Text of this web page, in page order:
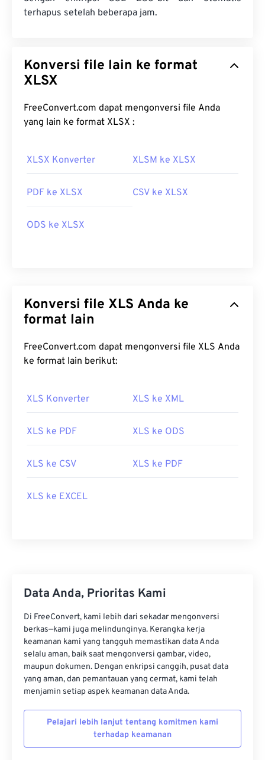
terhapus setelah beberapa jam.
Konversi file lain ke format
XLSX
FreeConvert.com dapat mengonversi file Anda
yang lain ke format XLSX :
XLSX Konverter XLSM ke XLSX
PDF ke XLSX CSV ke XLSX
ODS ke XLSX
Konversi file XLS Anda ke
format lain
FreeConvert.com dapat mengonversi file XLS Anda
ke format lain berikut:
XLS Konverter XLS ke XML
XLS ke PDF XLS ke ODS
XLS ke CSV XLS ke PDF
XLS ke EXCEL
Data Anda, Prioritas Kami
Di FreeConvert, kami lebih dari sekadar mengonversi
berkas—kami juga melindunginya. Kerangka kerja
keamanan kami yang tangguh memastikan data Anda
selalu aman, baik saat mengonversi gambar, video,
maupun dokumen. Dengan enkripsi canggih, pusat data
yang aman, dan pemantauan yang cermat, kami telah
menjamin setiap aspek keamanan data Anda.
Pelajari lebih lanjut tentang komitmen kami
terhadap keamanan